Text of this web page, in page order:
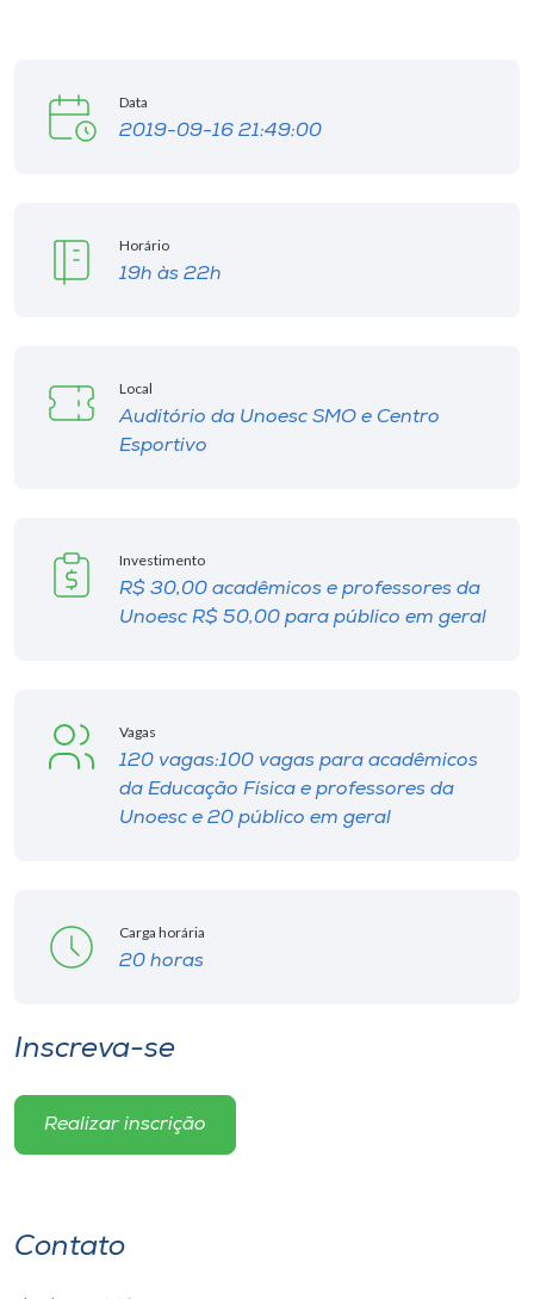
Editora
Museu
Data
2019-09-16 21:49:00
Horário
19h às 22h
Local
Auditório da Unoesc SMO e Centro
Esportivo
Investimento
R$ 30,00 acadêmicos e professores da
Unoesc R$ 50,00 para público em geral
Vagas
120 vagas:100 vagas para acadêmicos
da Educação Física e professores da
Unoesc e 20 público em geral
Carga horária
20 horas
Inscreva-se
Realizar inscrição
Contato